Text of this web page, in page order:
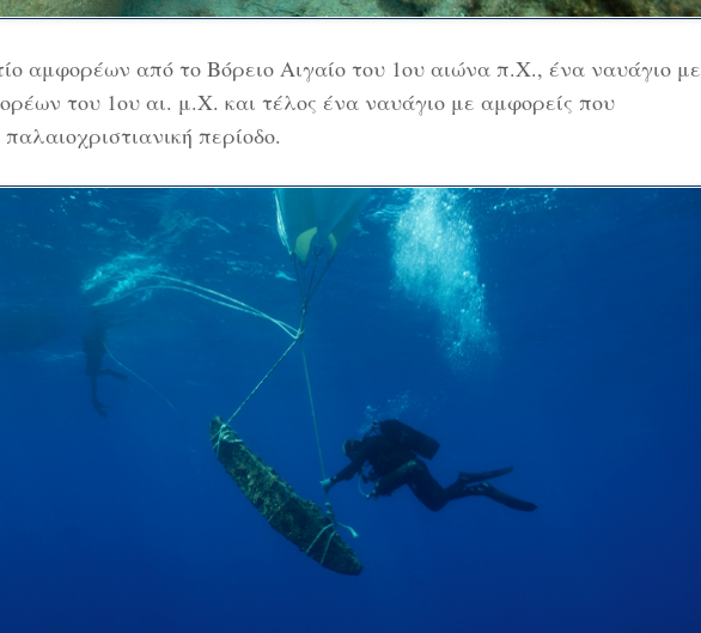
αμφορέων από το Βόρειο Αιγαίο του 1ου αιώνα π.Χ., ένα ναυάγιο με
του 1ου αι. μ.Χ. και τέλος ένα ναυάγιο με αμφορείς που
περίοδο.